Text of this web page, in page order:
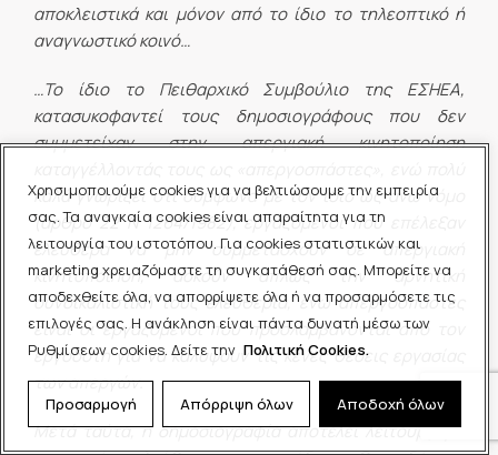
Χρησιμοποιούμε cookies για να βελτιώσουμε την εμπειρία
σας. Τα αναγκαία cookies είναι απαραίτητα για τη
λειτουργία του ιστοτόπου. Για cookies στατιστικών και
marketing χρειαζόμαστε τη συγκατάθεσή σας. Μπορείτε να
αποδεχθείτε όλα, να απορρίψετε όλα ή να προσαρμόσετε τις
επιλογές σας. Η ανάκληση είναι πάντα δυνατή μέσω των
Ρυθμίσεων cookies. Δείτε την Πολιτική Cookies.
Προσαρμογή Απόρριψη όλων Αποδοχή όλων
αποκλειστικά και μόνον από το ίδιο το τηλεοπτικό ή
αναγνωστικό κοινό…
…Το ίδιο το Πειθαρχικό Συμβούλιο της ΕΣΗΕΑ,
κατασυκοφαντεί τους δημοσιογράφους που δεν
συμμετείχαν στην απεργιακή κινητοποίηση
καλά γνωρίζει ότι σύμφωνα με τον ίδιο ως άνω νόμο
(άρθρο 22 Ν 1264/1982), εργαζόμενοι που επέλεξαν
ελεύθερα να μην συμμετάσχουν σε απεργιακή
κινητοποίηση, ασκούν απλώς την αρνητική
συνδικαλιστική τους ελευθερία, ενώ απεργοσπάστες
είναι οι εργαζόμενοι που προσλαμβάνονται από τον
εργοδότη για να καλύψουν τις κενές θέσεις εργασίας
των απεργών.
Μετά ταύτα, η δημοσιογραφία αποτελεί λειτούργημα